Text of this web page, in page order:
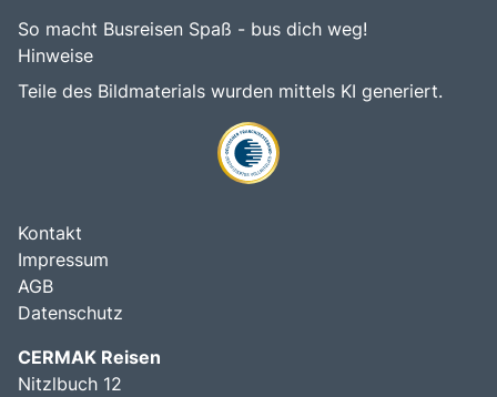
So macht Busreisen Spaß - bus dich weg!
Hinweise
Teile des Bildmaterials wurden mittels KI generiert.
Kontakt
Impressum
AGB
Datenschutz
CERMAK Reisen
Nitzlbuch 12